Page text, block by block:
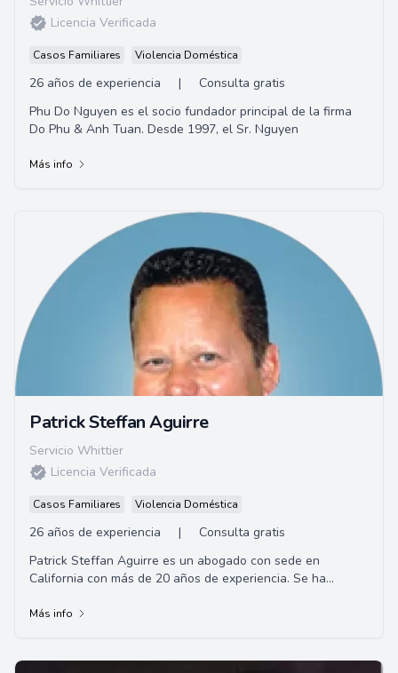
Licencia Verificada
Casos Familiares Violencia Doméstica
26 años de experiencia |
Consulta gratis
Phu Do Nguyen es el socio fundador principal de la firma
Do Phu & Anh Tuan. Desde 1997, el Sr. Nguyen
Más info
Patrick Steffan Aguirre
Servicio Whittier
Licencia Verificada
Casos Familiares Violencia Doméstica
26 años de experiencia |
Consulta gratis
Patrick Steffan Aguirre es un abogado con sede en
California con más de 20 años de experiencia. Se ha
Más info